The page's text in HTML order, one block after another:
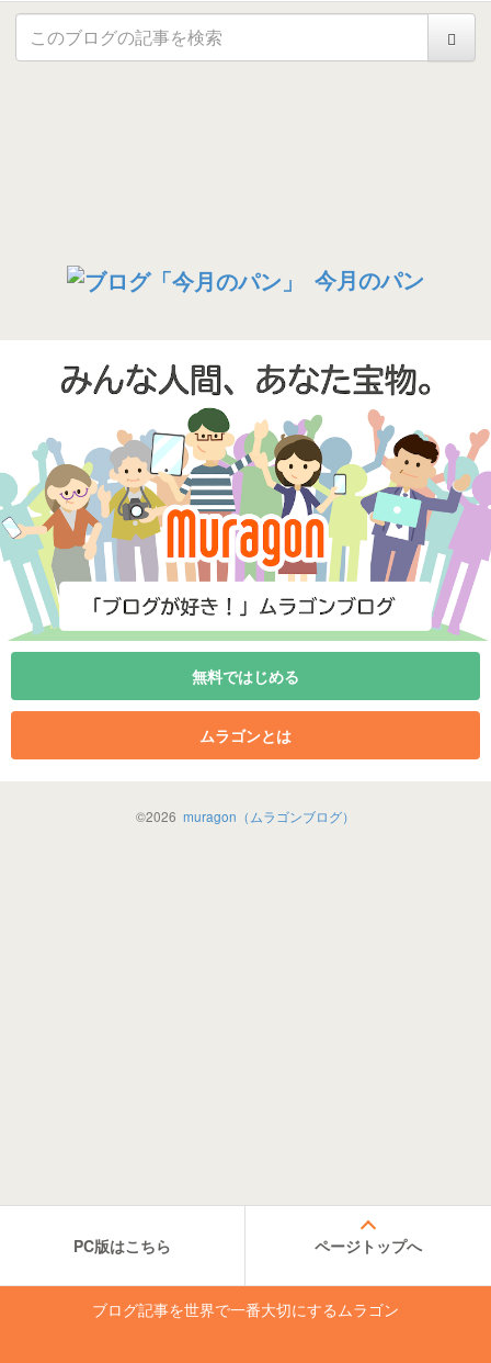
今月のパン
無料ではじめる
ムラゴンとは
©2026 muragon（ムラゴンブログ）
PC版はこちら ページトップへ
ブログ記事を世界で一番大切にするムラゴン